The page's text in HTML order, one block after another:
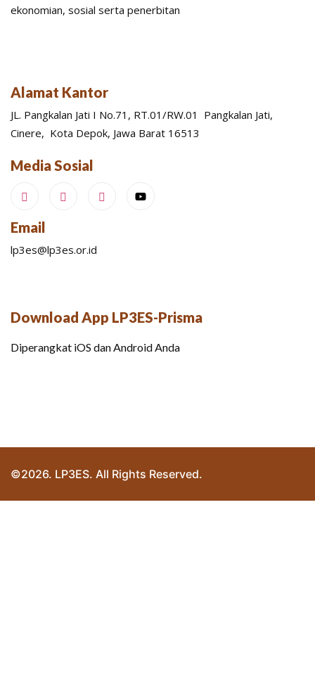
ekonomian, sosial serta penerbitan
Alamat Kantor
JL. Pangkalan Jati I No.71, RT.01/RW.01 Pangkalan Jati,
Cinere, Kota Depok, Jawa Barat 16513
Media Sosial
Email
lp3es@lp3es.or.id
Download App LP3ES-Prisma
Diperangkat iOS dan Android Anda
©2026. LP3ES. All Rights Reserved.